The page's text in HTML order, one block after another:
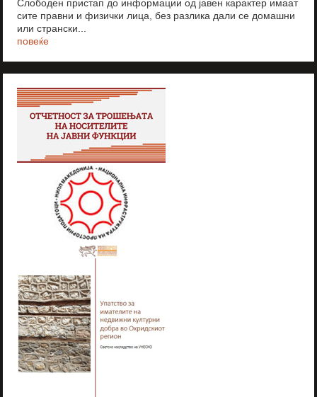
Слободен пристап до информации од јавен карактер имаат
сите правни и физички лица, без разлика дали се домашни
или странски...
повеќе